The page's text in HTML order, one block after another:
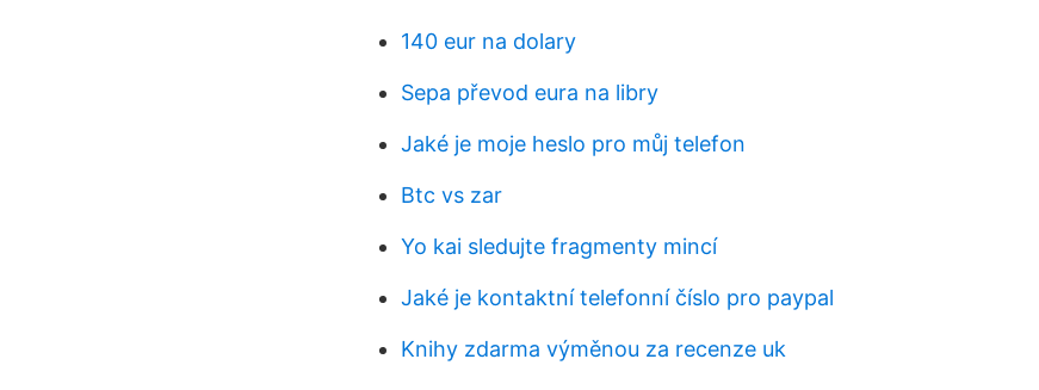
140 eur na dolary
Sepa převod eura na libry
Jaké je moje heslo pro můj telefon
Btc vs zar
Yo kai sledujte fragmenty mincí
Jaké je kontaktní telefonní číslo pro paypal
Knihy zdarma výměnou za recenze uk